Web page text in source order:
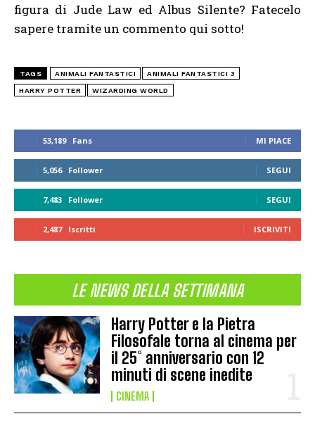
53,189 Fans MI PIACE
5,056 Follower SEGUI
7,483 Follower SEGUI
2,487 Iscritti ISCRIVITI
LE NEWS DELLA SETTIMANA
Harry Potter e la Pietra
Filosofale torna al cinema per
il 25° anniversario con 12
minuti di scene inedite
CINEMA
figura di Jude Law ed Albus Silente? Fatecelo
sapere tramite un commento qui sotto!
TAGS ANIMALI FANTASTICI ANIMALI FANTASTICI 3
HARRY POTTER WIZARDING WORLD